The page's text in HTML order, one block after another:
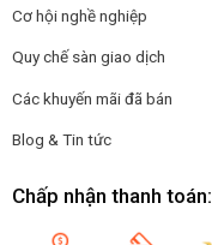
Cơ hội nghề nghiệp
Quy chế sàn giao dịch
Các khuyến mãi đã bán
Blog & Tin tức
Chấp nhận thanh toán: